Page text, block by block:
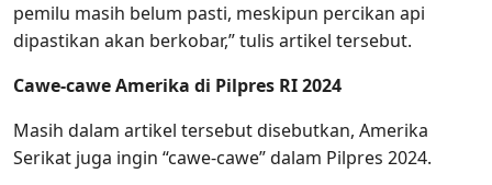
pemilu masih belum pasti, meskipun percikan api
dipastikan akan berkobar,” tulis artikel tersebut.
Cawe-cawe Amerika di Pilpres RI 2024
Masih dalam artikel tersebut disebutkan, Amerika
Serikat juga ingin “cawe-cawe” dalam Pilpres 2024.